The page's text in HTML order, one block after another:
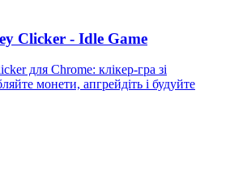
Clicker - Idle Game
для Chrome: клікер-гра зі
монети, апгрейдіть і будуйте